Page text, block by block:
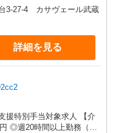
1,850円 ＊早朝夜間（〜8
円〜 ＊日曜祝日：時給
・初任者研修（ヘルパー1
◎週20時間以上勤務（社
1,770円 ＊早朝夜間（〜8
円〜 ＊日曜祝日：時給
※居住支援特別
方はさらに時給＋50円（再
3-27-4 カサヴェール武蔵
詳細を見る
特別手当対象求人 【介